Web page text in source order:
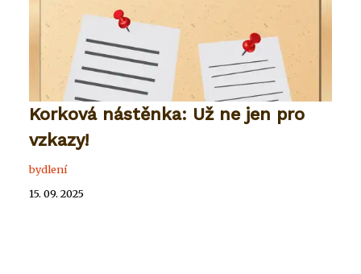
Korková nástěnka: Už ne jen pro
vzkazy!
bydlení
15. 09. 2025